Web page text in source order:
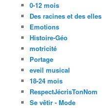
0-12 mois
Des racines et des elles
Emotions
Histoire-Géo
motricité
Portage
eveil musical
18-24 mois
RespectJécrisTonNom
Se vêtir - Mode